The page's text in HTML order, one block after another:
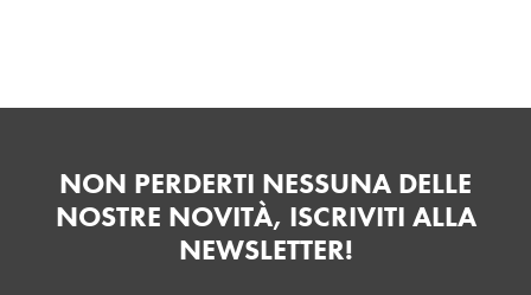
NON PERDERTI NESSUNA DELLE
NOSTRE NOVITÀ, ISCRIVITI ALLA
NEWSLETTER!